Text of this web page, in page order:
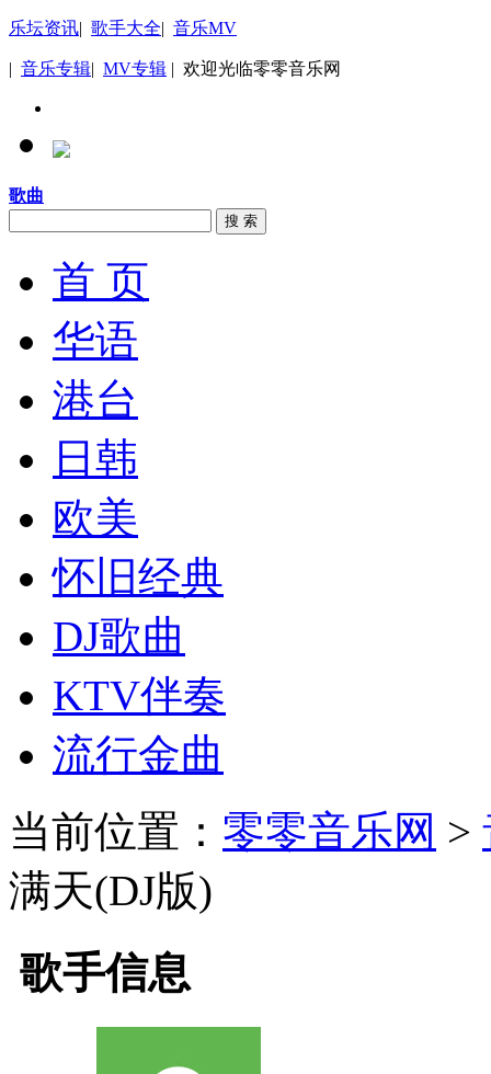
乐坛资讯| 歌手大全| 音乐MV
| 音乐专辑| MV专辑 | 欢迎光临零零音乐网
歌曲
搜 索
首 页
华语
港台
日韩
欧美
怀旧经典
DJ歌曲
KTV伴奏
流行金曲
当前位置： 零零音乐网 >
满天(DJ版)
歌手信息